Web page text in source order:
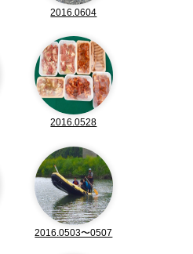
2016.0604
2016.0528
2016.0503〜0507